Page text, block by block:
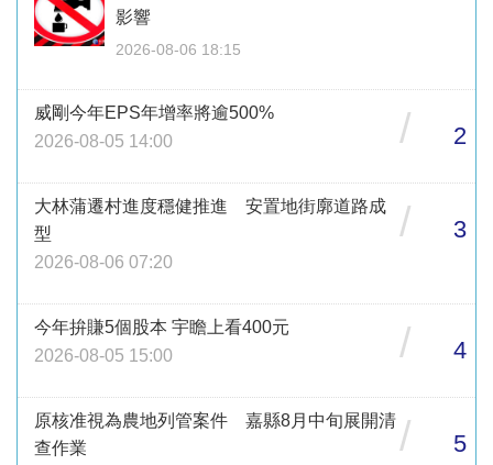
影響
2026-08-06 18:15
威剛今年EPS年增率將逾500%
2026-08-05 14:00
/ 2
大林蒲遷村進度穩健推進 安置地街廓道路成
型
2026-08-06 07:20
/ 3
今年拚賺5個股本 宇瞻上看400元
2026-08-05 15:00
/ 4
原核准視為農地列管案件 嘉縣8月中旬展開清
查作業
/ 5